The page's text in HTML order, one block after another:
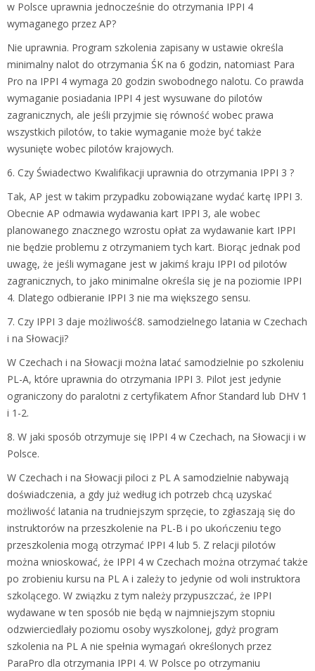
w Polsce uprawnia jednocześnie do otrzymania IPPI 4
wymaganego przez AP?
Nie uprawnia. Program szkolenia zapisany w ustawie określa
minimalny nalot do otrzymania ŚK na 6 godzin, natomiast Para
Pro na IPPI 4 wymaga 20 godzin swobodnego nalotu. Co prawda
wymaganie posiadania IPPI 4 jest wysuwane do pilotów
zagranicznych, ale jeśli przyjmie się równość wobec prawa
wszystkich pilotów, to takie wymaganie może być także
wysunięte wobec pilotów krajowych.
6. Czy Świadectwo Kwalifikacji uprawnia do otrzymania IPPI 3 ?
Tak, AP jest w takim przypadku zobowiązane wydać kartę IPPI 3.
Obecnie AP odmawia wydawania kart IPPI 3, ale wobec
planowanego znacznego wzrostu opłat za wydawanie kart IPPI
nie będzie problemu z otrzymaniem tych kart. Biorąc jednak pod
uwagę, że jeśli wymagane jest w jakimś kraju IPPI od pilotów
zagranicznych, to jako minimalne określa się je na poziomie IPPI
4. Dlatego odbieranie IPPI 3 nie ma większego sensu.
7. Czy IPPI 3 daje możliwość8. samodzielnego latania w Czechach
i na Słowacji?
W Czechach i na Słowacji można latać samodzielnie po szkoleniu
PL-A, które uprawnia do otrzymania IPPI 3. Pilot jest jedynie
ograniczony do paralotni z certyfikatem Afnor Standard lub DHV 1
i 1-2.
8. W jaki sposób otrzymuje się IPPI 4 w Czechach, na Słowacji i w
Polsce.
W Czechach i na Słowacji piloci z PL A samodzielnie nabywają
doświadczenia, a gdy już według ich potrzeb chcą uzyskać
możliwość latania na trudniejszym sprzęcie, to zgłaszają się do
instruktorów na przeszkolenie na PL-B i po ukończeniu tego
przeszkolenia mogą otrzymać IPPI 4 lub 5. Z relacji pilotów
można wnioskować, że IPPI 4 w Czechach można otrzymać także
po zrobieniu kursu na PL A i zależy to jedynie od woli instruktora
szkolącego. W związku z tym należy przypuszczać, że IPPI
wydawane w ten sposób nie będą w najmniejszym stopniu
odzwierciedlały poziomu osoby wyszkolonej, gdyż program
szkolenia na PL A nie spełnia wymagań określonych przez
ParaPro dla otrzymania IPPI 4. W Polsce po otrzymaniu